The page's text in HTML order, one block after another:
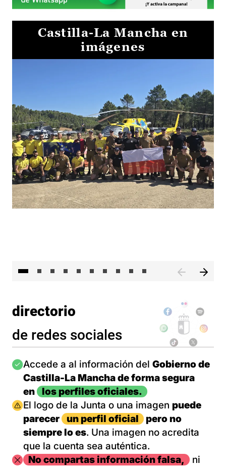
Castilla-La Mancha en
imágenes
directorio
de redes sociales
Imagen
Accede a al información del Gobierno de
Castilla-La Mancha de forma segura
en
los perfiles oficiales.
Imagen
El logo de la Junta o una imagen puede
parecer
un perfil oficial
pero no
siempre lo es. Una imagen no acredita
que la cuenta sea auténtica.
ImagenNo compartas información falsa,
ni